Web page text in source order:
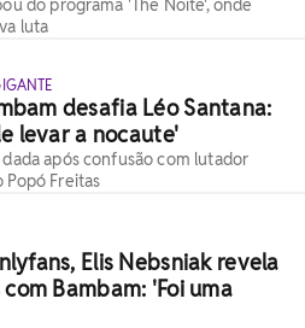
do programa 'The Noite', onde
luta
desafia Léo Santana:
levar a nocaute'
após confusão com lutador
Popó Freitas
Elis Nebsniak revela
Bambam: 'Foi uma